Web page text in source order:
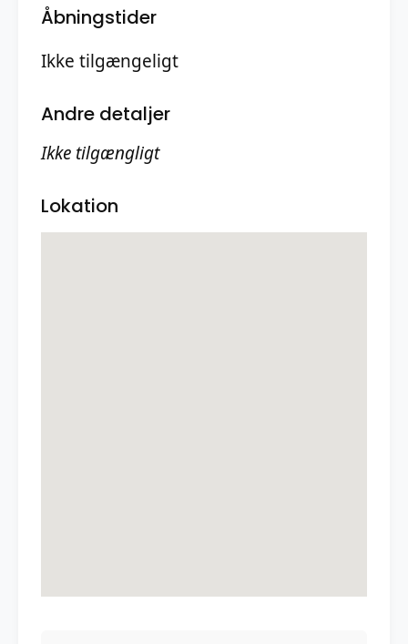
Åbningstider
Ikke tilgængeligt
Andre detaljer
Ikke tilgængligt
Lokation